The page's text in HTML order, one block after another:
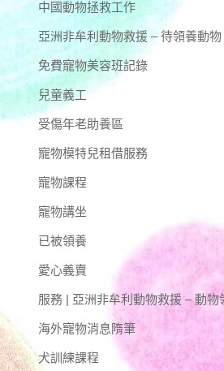
中國動物拯救工作
亞洲非牟利動物救援 – 待領養動物
免費寵物美容班記錄
兒童義工
受傷年老助養區
寵物模特兒租借服務
寵物課程
寵物講坐
已被領養
愛心義賣
服務 | 亞洲非牟利動物救援 – 動物
海外寵物消息隋筆
犬訓練課程